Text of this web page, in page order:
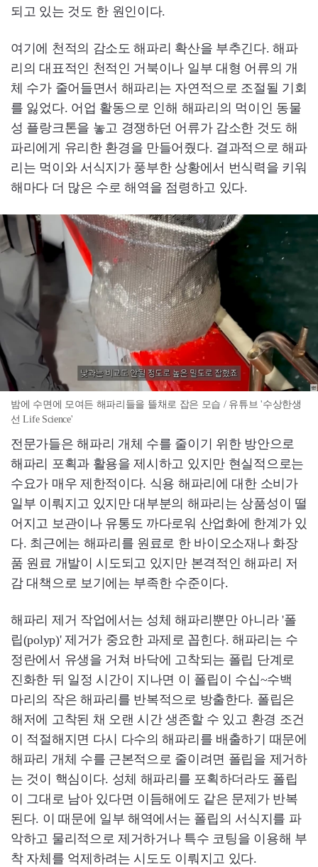
되고 있는 것도 한 원인이다.
여기에 천적의 감소도 해파리 확산을 부추긴다. 해파
리의 대표적인 천적인 거북이나 일부 대형 어류의 개
체 수가 줄어들면서 해파리는 자연적으로 조절될 기회
를 잃었다. 어업 활동으로 인해 해파리의 먹이인 동물
성 플랑크톤을 놓고 경쟁하던 어류가 감소한 것도 해
파리에게 유리한 환경을 만들어줬다. 결과적으로 해파
리는 먹이와 서식지가 풍부한 상황에서 번식력을 키워
해마다 더 많은 수로 해역을 점령하고 있다.
밤에 수면에 모여든 해파리들을 뜰채로 잡은 모습 / 유튜브 '수상한생
선 Life Science'
전문가들은 해파리 개체 수를 줄이기 위한 방안으로
해파리 포획과 활용을 제시하고 있지만 현실적으로는
수요가 매우 제한적이다. 식용 해파리에 대한 소비가
일부 이뤄지고 있지만 대부분의 해파리는 상품성이 떨
어지고 보관이나 유통도 까다로워 산업화에 한계가 있
다. 최근에는 해파리를 원료로 한 바이오소재나 화장
품 원료 개발이 시도되고 있지만 본격적인 해파리 저
감 대책으로 보기에는 부족한 수준이다.
해파리 제거 작업에서는 성체 해파리뿐만 아니라 '폴
립(polyp)' 제거가 중요한 과제로 꼽힌다. 해파리는 수
정란에서 유생을 거쳐 바닥에 고착되는 폴립 단계로
진화한 뒤 일정 시간이 지나면 이 폴립이 수십~수백
마리의 작은 해파리를 반복적으로 방출한다. 폴립은
해저에 고착된 채 오랜 시간 생존할 수 있고 환경 조건
이 적절해지면 다시 다수의 해파리를 배출하기 때문에
해파리 개체 수를 근본적으로 줄이려면 폴립을 제거하
는 것이 핵심이다. 성체 해파리를 포획하더라도 폴립
이 그대로 남아 있다면 이듬해에도 같은 문제가 반복
된다. 이 때문에 일부 해역에서는 폴립의 서식지를 파
악하고 물리적으로 제거하거나 특수 코팅을 이용해 부
착 자체를 억제하려는 시도도 이뤄지고 있다.